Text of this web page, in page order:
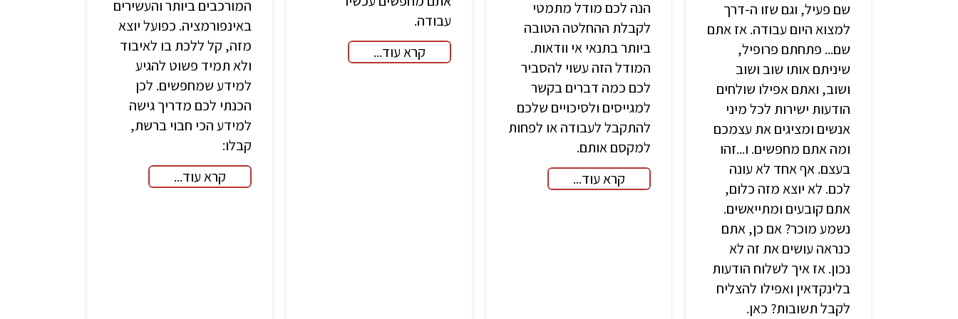
שם פעיל, וגם שזו ה-דרך
למצוא היום עבודה. אז אתם
שם... פתחתם פרופיל,
שיניתם אותו שוב ושוב
ושוב, ואתם אפילו שולחים
הודעות ישירות לכל מיני
אנשים ומציגים את עצמכם
ומה אתם מחפשים. ו...זהו
בעצם. אף אחד לא עונה
לכם. לא יוצא מזה כלום,
אתם קובעים ומתייאשים.
נשמע מוכר? אם כן, אתם
כנראה עושים את זה לא
נכון. אז איך לשלוח הודעות
בלינקדאין ואפילו להצליח
לקבל תשובות? כאן.
הנה לכם מודל מתמטי
לקבלת ההחלטה הטובה
ביותר בתנאי אי וודאות.
המודל הזה עשוי להסביר
לכם כמה דברים בקשר
למגייסים ולסיכויים שלכם
להתקבל לעבודה או לפחות
למקסם אותם.
קרא עוד...
עבודה.
קרא עוד...
המורכבים ביותר והעשירים
באינפורמציה. כפועל יוצא
מזה, קל ללכת בו לאיבוד
ולא תמיד פשוט להגיע
למידע שמחפשים. לכן
הכנתי לכם מדריך גישה
למידע הכי חבוי ברשת,
קבלו:
קרא עוד...